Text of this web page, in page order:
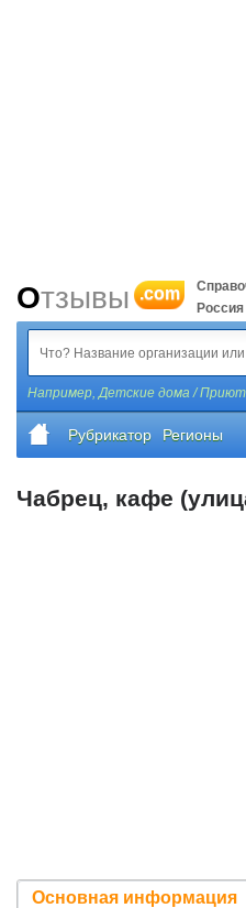
Отзывы .com
Например,Детские дома /
Рубрикатор Регионы
Чабрец, кафе
Основная информация